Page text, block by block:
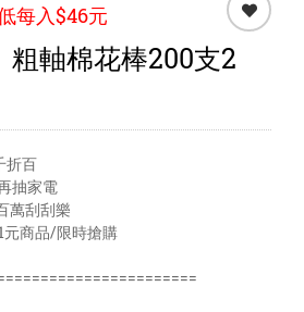
每入$46元
粗軸棉花棒200支2
折百
抽家電
萬刮刮樂
商品/限時搶購